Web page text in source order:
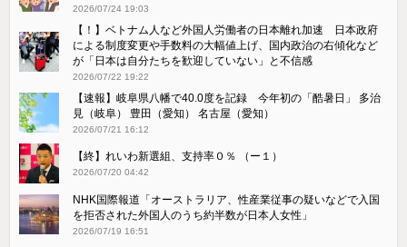
2026/07/24 19:03
【！】ベトナム人など外国人労働者の日本離れ加速 日本政府
による制度変更や手数料の大幅値上げ、国内政治の右傾化など
が「日本は自分たちを歓迎していない」と不信感
2026/07/22 19:22
【速報】岐阜県八幡で40.0度を記録 今年初の「酷暑日」 多治
見（岐阜） 豊田（愛知） 名古屋（愛知）
2026/07/21 16:12
【終】れいわ新選組、支持率０％ （ー１）
2026/07/20 04:42
NHK国際報道「オーストラリア、性産業従事の疑いなどで入国
を拒否された外国人のうち約半数が日本人女性」
2026/07/19 16:51